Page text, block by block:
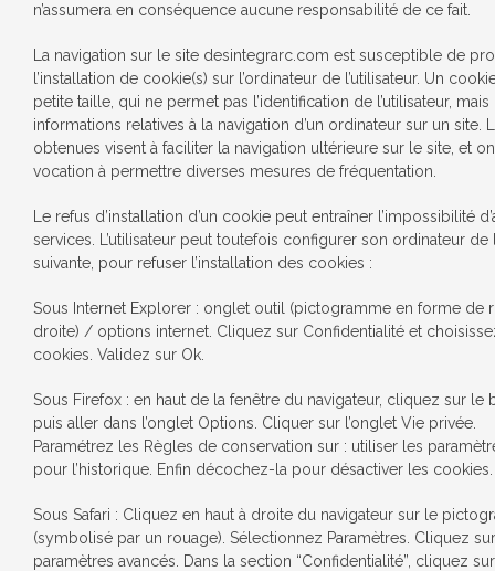
n’assumera en conséquence aucune responsabilité de ce fait.
La navigation sur le site desintegrarc.com est susceptible de
l’installation de cookie(s) sur l’ordinateur de l’utilisateur. Un
petite taille, qui ne permet pas l’identification de l’utilisateur,
informations relatives à la navigation d’un ordinateur sur un site.
obtenues visent à faciliter la navigation ultérieure sur le site, et
vocation à permettre diverses mesures de fréquentation.
Le refus d’installation d’un cookie peut entraîner l’impossibilité
services. L’utilisateur peut toutefois configurer son ordinateur de
suivante, pour refuser l’installation des cookies :
Sous Internet Explorer : onglet outil (pictogramme en forme de
droite) / options internet. Cliquez sur Confidentialité et
cookies. Validez sur Ok.
Sous Firefox : en haut de la fenêtre du navigateur, cliquez sur le
puis aller dans l’onglet Options. Cliquer sur l’onglet Vie privée.
Paramétrez les Règles de conservation sur : utiliser les
pour l’historique. Enfin décochez-la pour désactiver les cookies.
Sous Safari : Cliquez en haut à droite du navigateur sur le
(symbolisé par un rouage). Sélectionnez Paramètres. Cliquez
paramètres avancés. Dans la section “Confidentialité”, cliquez